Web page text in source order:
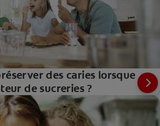
des caries lorsque
de sucreries ?